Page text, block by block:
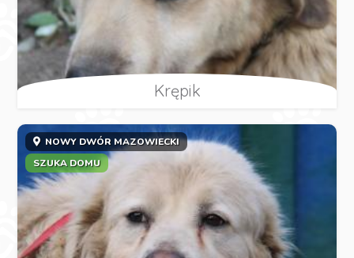
Krępik
NOWY DWÓR MAZOWIECKI
SZUKA DOMU